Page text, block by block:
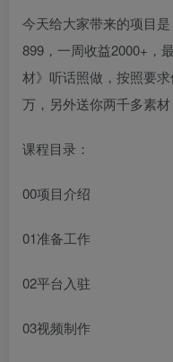
今天给大家带来的项目是
899，一周收益2000+，
材》听话照做，按照要
万，另外送你两千多素材
课程目录：
00项目介绍
01准备工作
02平台入驻
03视频制作